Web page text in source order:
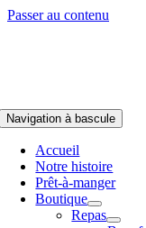
Passer au contenu
Navigation à bascule
Accueil
Notre histoire
Prêt-à-manger
Boutique
Repas